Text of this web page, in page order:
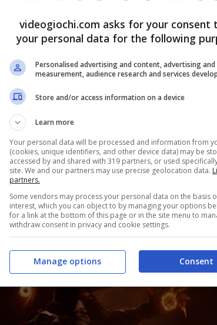
Quando potremmo
da Housemarque che dovrebbe essere
prima e ultima volta che lo abbiamo visto è
, quando con un breve e veloce trailer è
che avventura sia.
videogiochi.com asks for your consent
your personal data for the following
Personalised advertising and content, advertising
measurement, audience research and services
Store and/or access information on a device
Learn more
Your personal data will be processed and information from
(cookies, unique identifiers, and other device data) may be
accessed by and shared with 319 partners, or used
site. We and our partners may use precise geolocation data.
partners.
Some vendors may process your personal data on the basis
interest, which you can object to by managing your options
for a link at the bottom of this page or in the site menu to
withdraw consent in privacy and cookie settings.
Consent
Manage options